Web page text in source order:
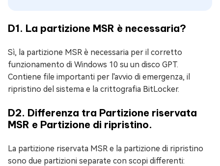
D1. La partizione MSR è necessaria?
Sì, la partizione MSR è necessaria per il corretto
funzionamento di Windows 10 su un disco GPT.
Contiene file importanti per l'avvio di emergenza, il
ripristino del sistema e la crittografia BitLocker.
D2. Differenza tra Partizione riservata
MSR e Partizione di ripristino.
La partizione riservata MSR e la partizione di ripristino
sono due partizioni separate con scopi differenti: